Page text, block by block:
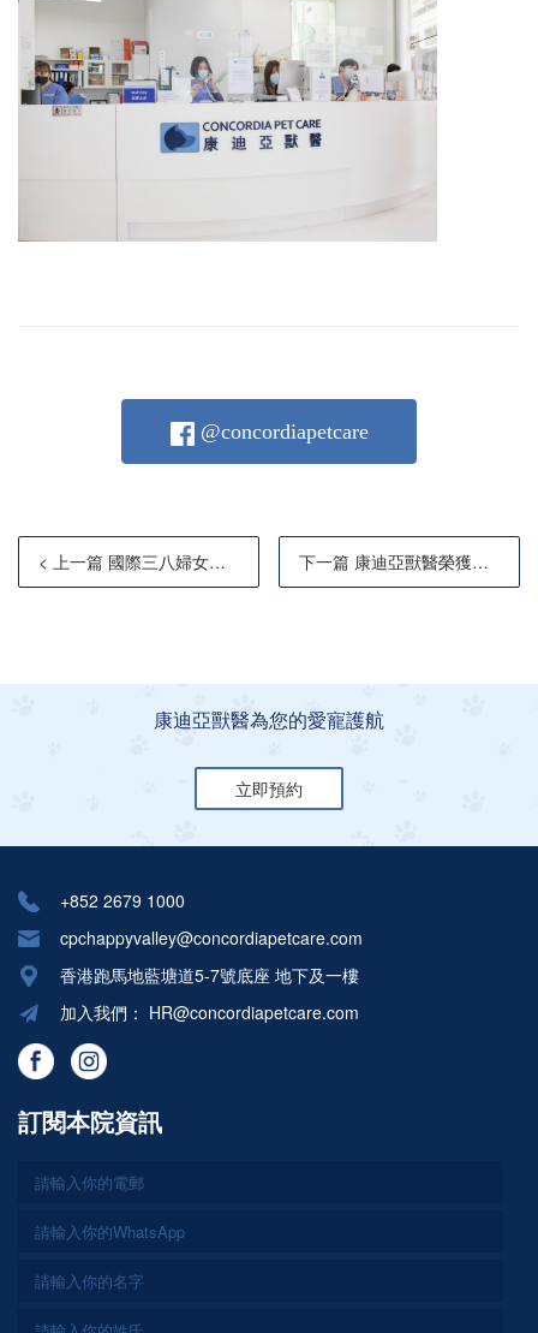
@concordiapetcare
< 上一篇 國際三八婦女節快樂! 下一篇 康迪亞獸醫榮獲「人氣獸醫診所品牌」評選
康迪亞獸醫為您的愛寵護航
立即預約
+852 2679 1000
cpchappyvalley@concordiapetcare.com
香港跑馬地藍塘道5-7號底座 地下及一樓
加入我們： HR@concordiapetcare.com
訂閱本院資訊